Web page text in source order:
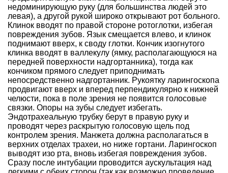
недоминирующую руку (для большинства людей это
левая), а другой рукой широко открывают рот больного.
Клинок вводят по правой стороне ротоглотки, избегая
повреждения зубов. Язык смещается влево, и клинок
поднимают вверх, к своду глотки. Кончик изогнутого
клинка вводят в валлекулу (ямку, располагающуюся на
передней поверхности надгортанника), тогда как
кончиком прямого следует приподнимать
непосредственно надгортанник. Рукоятку ларингоскопа
продвигают вверх и вперед перпендикулярно к нижней
челюсти, пока в поле зрения не появится голосовые
связки. Опоры на зубы следует избегать.
Эндотрахеальную трубку берут в правую руку и
проводят через раскрытую голосовую щель под
контролем зрения. Манжета должна располагаться в
верхних отделах трахеи, но ниже гортани. Ларингоскоп
выводят изо рта, вновь избегая повреждения зубов.
Сразу после интубации проводится аускультация над